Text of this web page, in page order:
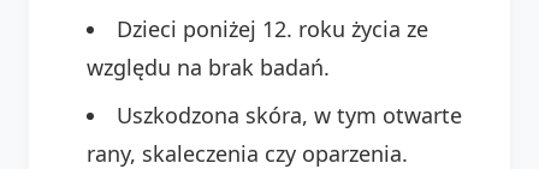
Dzieci poniżej 12. roku życia ze
względu na brak badań.
Uszkodzona skóra, w tym otwarte
rany, skaleczenia czy oparzenia.